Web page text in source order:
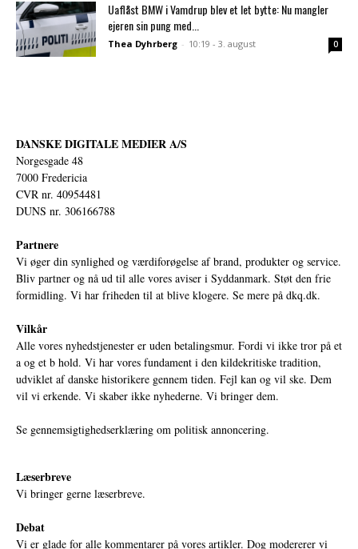
Uaflåst BMW i Vamdrup blev et let bytte: Nu mangler
ejeren sin pung med...
Thea Dyhrberg - 10:19 - 3. august 0
DANSKE DIGITALE MEDIER A/S
Norgesgade 48
7000 Fredericia
CVR nr. 40954481
DUNS nr. 306166788
Partnere
Vi øger din synlighed og værdiforøgelse af brand, produkter og service.
Bliv partner og nå ud til alle vores aviser i Syddanmark. Støt den frie
formidling. Vi har friheden til at blive klogere. Se mere på dkq.dk.
Vilkår
Alle vores nyhedstjenester er uden betalingsmur. Fordi vi ikke tror på et
a og et b hold. Vi har vores fundament i den kildekritiske tradition,
udviklet af danske historikere gennem tiden. Fejl kan og vil ske. Dem
vil vi erkende. Vi skaber ikke nyhederne. Vi bringer dem.
Se gennemsigtighedserklæring om politisk annoncering.
Læserbreve
Vi bringer gerne læserbreve.
Debat
Vi er glade for alle kommentarer på vores artikler. Dog modererer vi